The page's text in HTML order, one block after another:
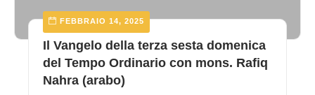
FEBBRAIO 14, 2025
Il Vangelo della terza sesta domenica
del Tempo Ordinario con mons. Rafiq
Nahra (arabo)